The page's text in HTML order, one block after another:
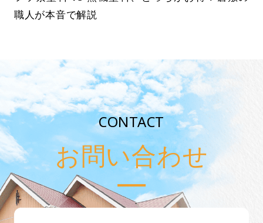
職人が本音で解説
CONTACT
お問い合わせ